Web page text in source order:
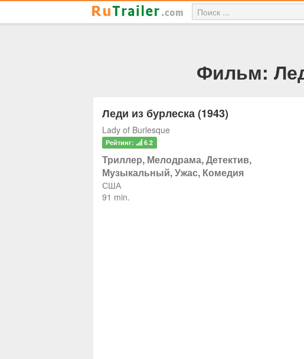
Фильм:
Леди из бурлеска (1943)
Lady of Burlesque
Рейтинг: 6.2
Триллер, Мелодрама, Детектив,
Музыкальный, Ужас, Комедия
США
91 min.